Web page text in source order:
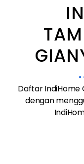
Daftar IndiHome
dengan